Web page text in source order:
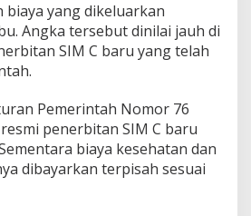
biaya yang dikeluarkan
Angka tersebut dinilai jauh di
SIM C baru yang telah
Pemerintah Nomor 76
penerbitan SIM C baru
biaya kesehatan dan
dibayarkan terpisah sesuai